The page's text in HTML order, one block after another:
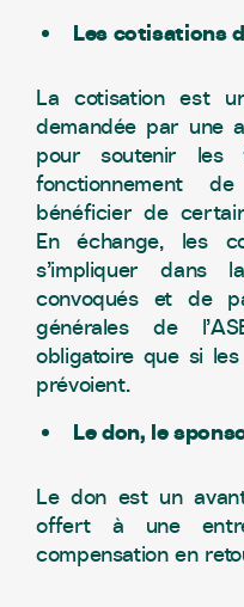
Les
La cotisation est
demandée par une
pour soutenir
fonctionnement
bénéficier de
En échange, les
s’impliquer dans
convoqués et de
générales de
obligatoire que si
prévoient.
Le don, le
Le don est un
offert à une
compensation en